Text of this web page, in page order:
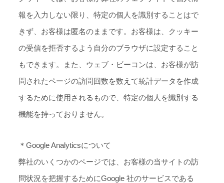
報を入力しない限り、特定の個人を識別することはで
きず、お客様は匿名のままです。お客様は、クッキー
の受信を拒否するよう自分のブラウザに設定すること
もできます。また、ウェブ・ビーコンは、お客様が訪
問されたページの訪問回数を数えて統計データを作成
するために使用されるもので、特定の個人を識別する
機能を持っておりません。
＊Google Analyticsについて
弊社のいくつかのページでは、お客様の当サイトの訪
問状況を把握するためにGoogle 社のサービスである